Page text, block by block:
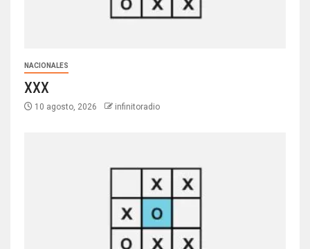
NACIONALES
XXX
10 agosto, 2026 infinitoradio